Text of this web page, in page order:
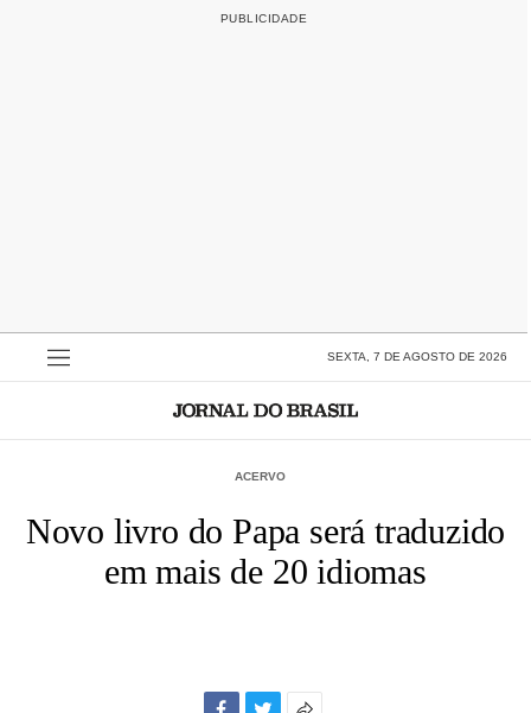
SEXTA, 7 DE AGOSTO DE 2026
ACERVO
Novo livro do Papa será traduzido
em mais de 20 idiomas